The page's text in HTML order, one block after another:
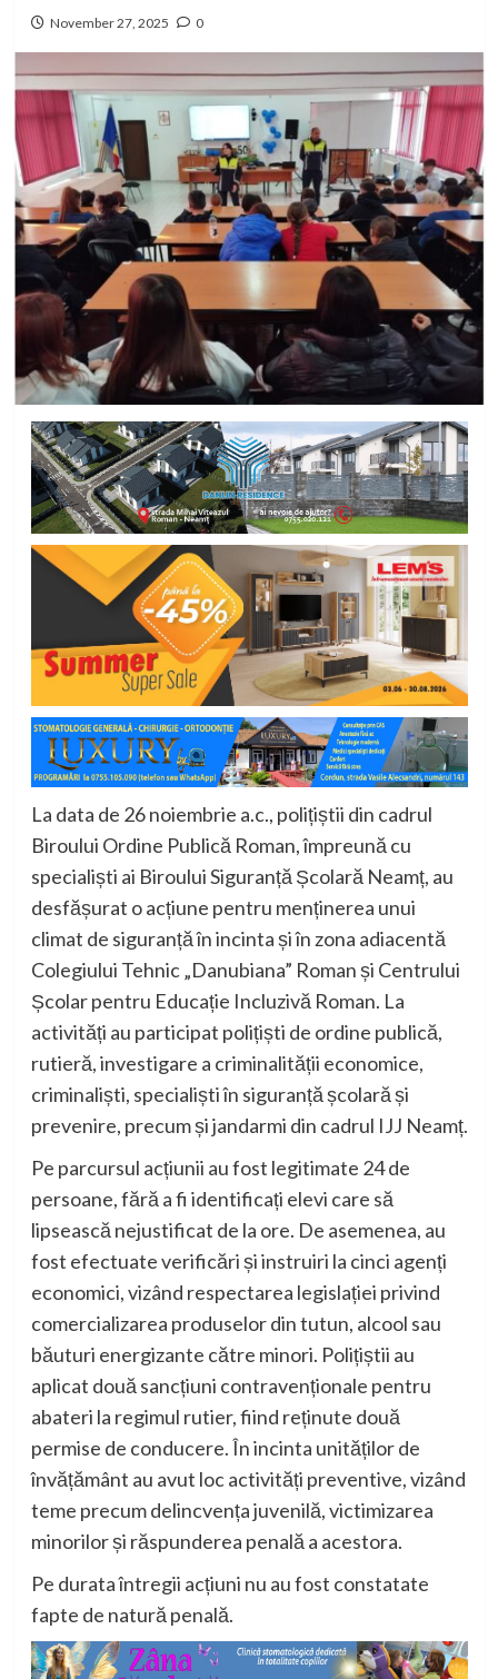
November 27, 2025 0
La data de 26 noiembrie a.c., polițiștii din cadrul
Biroului Ordine Publică Roman, împreună cu
specialiști ai Biroului Siguranță Școlară Neamț, au
desfășurat o acțiune pentru menținerea unui
climat de siguranță în incinta și în zona adiacentă
Colegiului Tehnic „Danubiana” Roman și Centrului
Școlar pentru Educație Incluzivă Roman. La
activități au participat polițiști de ordine publică,
rutieră, investigare a criminalității economice,
criminaliști, specialiști în siguranță școlară și
prevenire, precum și jandarmi din cadrul IJJ Neamț.
Pe parcursul acțiunii au fost legitimate 24 de
persoane, fără a fi identificați elevi care să
lipsească nejustificat de la ore. De asemenea, au
fost efectuate verificări și instruiri la cinci agenți
economici, vizând respectarea legislației privind
comercializarea produselor din tutun, alcool sau
băuturi energizante către minori. Polițiștii au
aplicat două sancțiuni contravenționale pentru
abateri la regimul rutier, fiind reținute două
permise de conducere. În incinta unităților de
învățământ au avut loc activități preventive, vizând
teme precum delincvența juvenilă, victimizarea
minorilor și răspunderea penală a acestora.
Pe durata întregii acțiuni nu au fost constatate
fapte de natură penală.